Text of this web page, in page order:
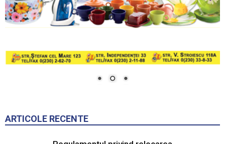
ARTICOLE RECENTE